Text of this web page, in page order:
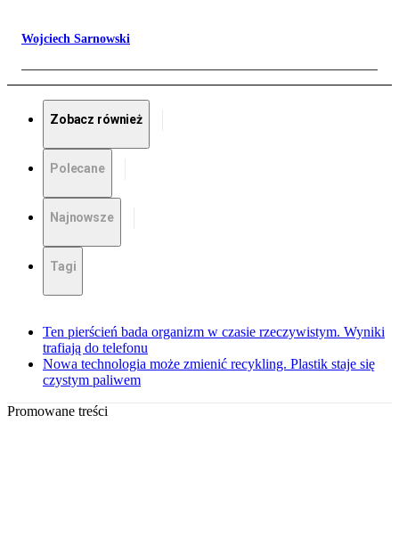
Wojciech Sarnowski
Zobacz również
Polecane
Najnowsze
Tagi
Ten pierścień bada organizm w czasie rzeczywistym. Wyniki
trafiają do telefonu
Nowa technologia może zmienić recykling. Plastik staje się
czystym paliwem
Promowane treści